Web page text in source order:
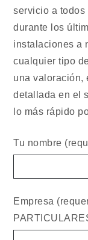
servicio a
durante los
instalaciones a
cualquier tipo
una valoración,
detallada en el
lo más rápido
Tu nombre
Empresa